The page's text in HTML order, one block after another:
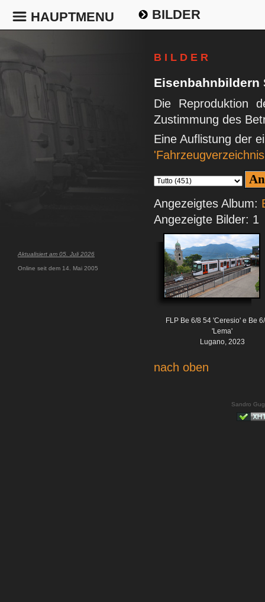
HAUPTMENU BILDER
Aktualisiert am 05. Juli 2026
Online seit dem 14. Mai 2005
B I L D E R
Eisenbahnbildern
Die Reproduktion
Zustimmung des
Eine Auflistung der
Angezeigtes Album:
Angezeigte Bilder: 1
FLP Be 6/8 54 'Ceresio' e Be
'Lema'
Lugano, 2023
nach oben
Sandro